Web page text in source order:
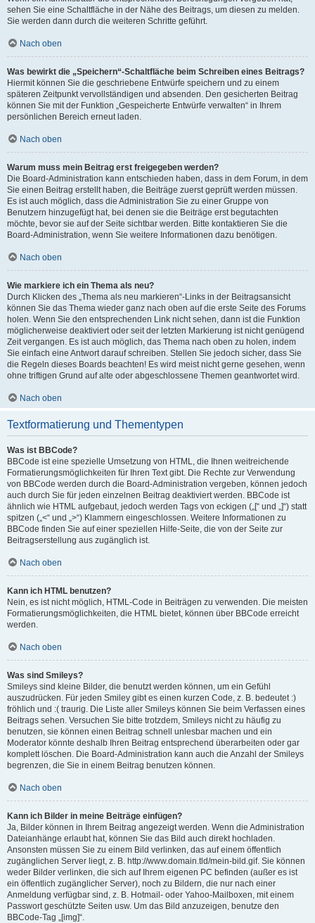
sehen Sie eine Schaltfläche in der Nähe des Beitrags, um diesen zu melden.
Sie werden dann durch die weiteren Schritte geführt.
Nach oben
Was bewirkt die „Speichern“-Schaltfläche beim Schreiben eines Beitrags?
Hiermit können Sie die geschriebene Entwürfe speichern und zu einem
späteren Zeitpunkt vervollständigen und absenden. Den gesicherten Beitrag
können Sie mit der Funktion „Gespeicherte Entwürfe verwalten“ in Ihrem
persönlichen Bereich erneut laden.
Nach oben
Warum muss mein Beitrag erst freigegeben werden?
Die Board-Administration kann entschieden haben, dass in dem Forum, in dem
Sie einen Beitrag erstellt haben, die Beiträge zuerst geprüft werden müssen.
Es ist auch möglich, dass die Administration Sie zu einer Gruppe von
Benutzern hinzugefügt hat, bei denen sie die Beiträge erst begutachten
möchte, bevor sie auf der Seite sichtbar werden. Bitte kontaktieren Sie die
Board-Administration, wenn Sie weitere Informationen dazu benötigen.
Nach oben
Wie markiere ich ein Thema als neu?
Durch Klicken des „Thema als neu markieren“-Links in der Beitragsansicht
können Sie das Thema wieder ganz nach oben auf die erste Seite des Forums
holen. Wenn Sie den entsprechenden Link nicht sehen, dann ist die Funktion
möglicherweise deaktiviert oder seit der letzten Markierung ist nicht genügend
Zeit vergangen. Es ist auch möglich, das Thema nach oben zu holen, indem
Sie einfach eine Antwort darauf schreiben. Stellen Sie jedoch sicher, dass Sie
die Regeln dieses Boards beachten! Es wird meist nicht gerne gesehen, wenn
ohne triftigen Grund auf alte oder abgeschlossene Themen geantwortet wird.
Nach oben
Textformatierung und Thementypen
Was ist BBCode?
BBCode ist eine spezielle Umsetzung von HTML, die Ihnen weitreichende
Formatierungsmöglichkeiten für Ihren Text gibt. Die Rechte zur Verwendung
von BBCode werden durch die Board-Administration vergeben, können jedoch
auch durch Sie für jeden einzelnen Beitrag deaktiviert werden. BBCode ist
ähnlich wie HTML aufgebaut, jedoch werden Tags von eckigen („[“ und „]“) statt
spitzen („<“ und „>“) Klammern eingeschlossen. Weitere Informationen zu
BBCode finden Sie auf einer speziellen Hilfe-Seite, die von der Seite zur
Beitragserstellung aus zugänglich ist.
Nach oben
Kann ich HTML benutzen?
Nein, es ist nicht möglich, HTML-Code in Beiträgen zu verwenden. Die meisten
Formatierungsmöglichkeiten, die HTML bietet, können über BBCode erreicht
werden.
Nach oben
Was sind Smileys?
Smileys sind kleine Bilder, die benutzt werden können, um ein Gefühl
auszudrücken. Für jeden Smiley gibt es einen kurzen Code, z. B. bedeutet :)
fröhlich und :( traurig. Die Liste aller Smileys können Sie beim Verfassen eines
Beitrags sehen. Versuchen Sie bitte trotzdem, Smileys nicht zu häufig zu
benutzen, sie können einen Beitrag schnell unlesbar machen und ein
Moderator könnte deshalb Ihren Beitrag entsprechend überarbeiten oder gar
komplett löschen. Die Board-Administration kann auch die Anzahl der Smileys
begrenzen, die Sie in einem Beitrag benutzen können.
Nach oben
Kann ich Bilder in meine Beiträge einfügen?
Ja, Bilder können in Ihrem Beitrag angezeigt werden. Wenn die Administration
Dateianhänge erlaubt hat, können Sie das Bild auch direkt hochladen.
Ansonsten müssen Sie zu einem Bild verlinken, das auf einem öffentlich
zugänglichen Server liegt, z. B. http://www.domain.tld/mein-bild.gif. Sie können
weder Bilder verlinken, die sich auf Ihrem eigenen PC befinden (außer es ist
ein öffentlich zugänglicher Server), noch zu Bildern, die nur nach einer
Anmeldung verfügbar sind, z. B. Hotmail- oder Yahoo-Mailboxen, mit einem
Passwort geschützte Seiten usw. Um das Bild anzuzeigen, benutze den
BBCode-Tag „[img]“.